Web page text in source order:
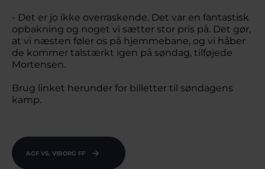
- Det er jo ikke overraskende. Det var en fantastisk
opbakning og noget vi sætter stor pris på. Det gør,
at vi næsten føler os på hjemmebane, og vi håber
de kommer talstærkt igen på søndag, tilføjede
Mortensen.
Brug linket herunder for billetter til søndagens
kamp.
AGF VS. VIBORG FF